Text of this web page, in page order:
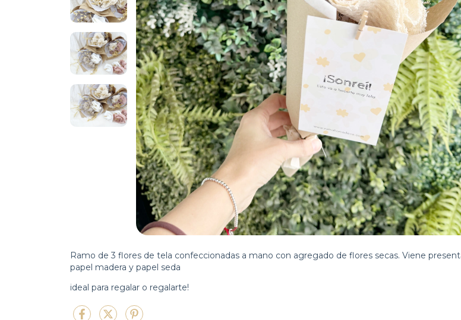
Ramo de 3 flores de tela confeccionadas a mano con agregado de flores secas. Viene
papel madera y papel seda
ideal para regalar o regalarte!